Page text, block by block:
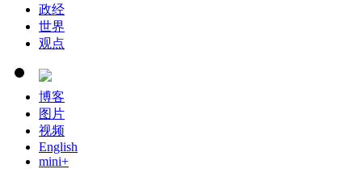
政经
世界
观点
博客
图片
视频
English
mini+